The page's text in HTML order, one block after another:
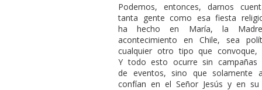
Podemos, entonces, darnos
tanta gente como esa fiesta
ha hecho en María, la
acontecimiento en Chile, sea
cualquier otro tipo que
Y todo esto ocurre sin campañas
de eventos, sino que solamente
confían en el Señor Jesús y en su